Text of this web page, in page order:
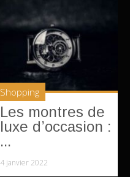
Shopping
Les montres de
luxe d’occasion :
...
4 janvier 2022